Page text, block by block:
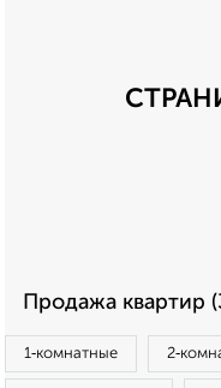
Продажа квартир
1‑комнатные